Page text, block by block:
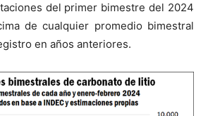
del primer bimestre del 2024
de cualquier promedio bimestral
en años anteriores.